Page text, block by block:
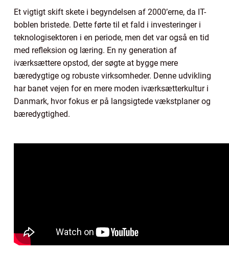
Et vigtigt skift skete i begyndelsen af 2000’erne, da IT-
boblen bristede. Dette førte til et fald i investeringer i
teknologisektoren i en periode, men det var også en tid
med refleksion og læring. En ny generation af
iværksættere opstod, der søgte at bygge mere
bæredygtige og robuste virksomheder. Denne udvikling
har banet vejen for en mere moden iværksætterkultur i
Danmark, hvor fokus er på langsigtede vækstplaner og
bæredygtighed.